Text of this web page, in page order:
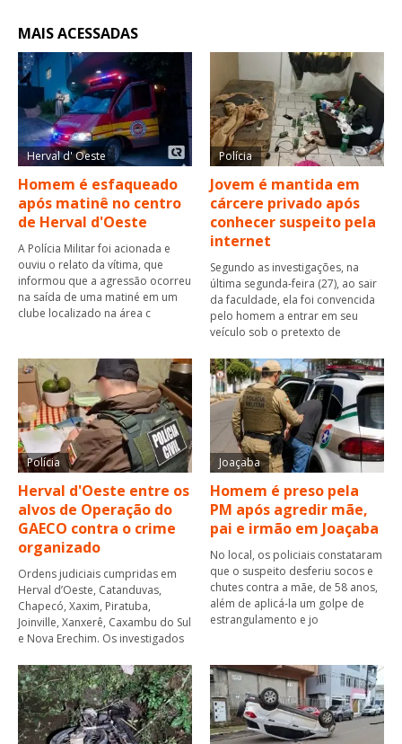
MAIS ACESSADAS
Herval d' Oeste
Homem é esfaqueado
após matinê no centro
de Herval d'Oeste
A Polícia Militar foi acionada e
ouviu o relato da vítima, que
informou que a agressão ocorreu
na saída de uma matiné em um
clube localizado na área c
Polícia
Jovem é mantida em
cárcere privado após
conhecer suspeito pela
internet
Segundo as investigações, na
última segunda-feira (27), ao sair
da faculdade, ela foi convencida
pelo homem a entrar em seu
veículo sob o pretexto de
Polícia
Herval d'Oeste entre os
alvos de Operação do
GAECO contra o crime
organizado
Ordens judiciais cumpridas em
Herval d’Oeste, Catanduvas,
Chapecó, Xaxim, Piratuba,
Joinville, Xanxerê, Caxambu do Sul
e Nova Erechim. Os investigados
Joaçaba
Homem é preso pela
PM após agredir mãe,
pai e irmão em Joaçaba
No local, os policiais constataram
que o suspeito desferiu socos e
chutes contra a mãe, de 58 anos,
além de aplicá-la um golpe de
estrangulamento e jo